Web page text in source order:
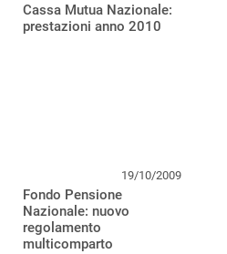
Cassa Mutua Nazionale:
prestazioni anno 2010
19/10/2009
Fondo Pensione
Nazionale: nuovo
regolamento
multicomparto